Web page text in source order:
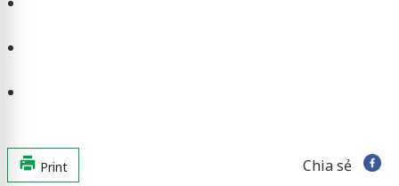
Print Chia sẻ